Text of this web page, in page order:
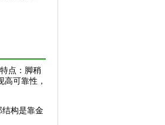
点：脚稍
可靠性，
构是靠金